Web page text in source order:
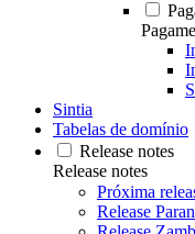
Sintia
Tabelas de domínio
Release notes
Release notes
Próxima
Release